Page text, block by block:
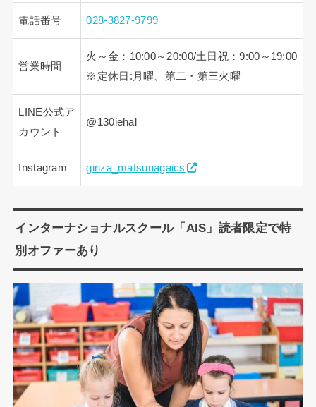
電話番号 028-3827-9799
営業時間
火～金：10:00～20:00/土日祝：9:00～19:00
※定休日:月曜、第二・第三火曜
LINE公式ア
カウント
@130iehal
Instagram ginza_matsunagaics
インターナショナルスクール「AIS」読者限定で特
別オファーあり